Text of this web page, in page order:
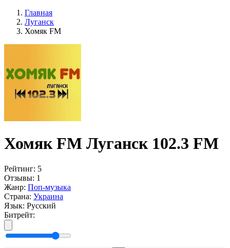
Главная
Луганск
Хомяк FM
Хомяк FM Луганск 102.3 FM
Рейтинг: 5
Отзывы: 1
Жанр: Поп-музыка
Страна: Украина
Язык: Русский
Битрейт: